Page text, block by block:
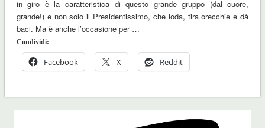
in giro è la caratteristica di questo grande gruppo (dal cuore,
grande!) e non solo il Presidentissimo, che loda, tira orecchie e dà
baci. Ma è anche l’occasione per …
Condividi:
Facebook X Reddit